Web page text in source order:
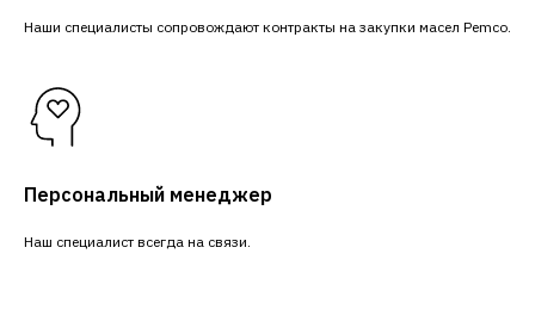
Наши специалисты сопровождают контракты на закупки масел Pemco.
Персональный менеджер
Наш специалист всегда на связи.